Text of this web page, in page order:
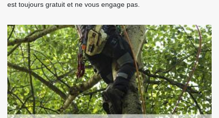
est toujours gratuit et ne vous engage pas.